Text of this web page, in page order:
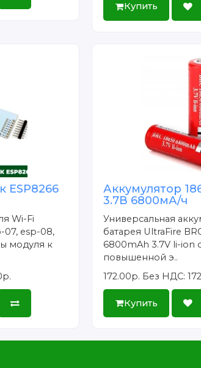
Купить
ESP8266
Wi-Fi
07, esp-08,
модуля к
Аккумулятор
3.7В 6800мА/ч
Универсальная
батарея UltraFire
6800mAh 3.7V li-ion
повышенной э..
172.00р. Без НДС:
Купить